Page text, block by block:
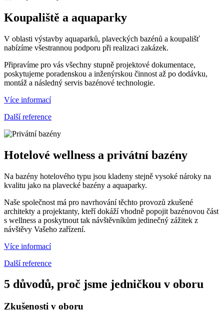
Koupaliště a aquaparky
V oblasti výstavby aquaparků, plaveckých bazénů a koupališť
nabízíme všestrannou podporu při realizaci zakázek.
Připravíme pro vás všechny stupně projektové dokumentace,
poskytujeme poradenskou a inženýrskou činnost až po dodávku,
montáž a následný servis bazénové technologie.
Více informací
Další reference
Hotelové wellness a privátní bazény
Na bazény hotelového typu jsou kladeny stejně vysoké nároky na
kvalitu jako na plavecké bazény a aquaparky.
Naše společnost má pro navrhování těchto provozů zkušené
architekty a projektanty, kteří dokáží vhodně popojit bazénovou část
s wellness a poskytnout tak návštěvníkům jedinečný zážitek z
návštěvy Vašeho zařízení.
Více informací
Další reference
5 důvodů, proč jsme jedničkou v oboru
Zkušenosti v oboru